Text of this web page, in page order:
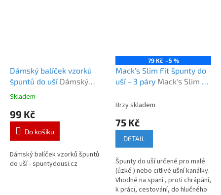
Dámský balíček vzorků
špuntů do uší Dámský
balíček vzorků
Průměrné
produktu
5,0
5
hvězdiček.
Skladem
99 Kč
Do košíku
Dámský balíček vzorků špuntů
do uší - spuntydousi.cz
79 Kč –5 %
Mack's Slim Fit špunty do
uší - 3 páry Mack's Slim Fit
Brzy skladem
75 Kč
DETAIL
Špunty do uší určené pro malé
(úzké ) nebo citlivé ušní kanálky.
Vhodné na spaní , proti chrápání,
k práci, cestování, do hlučného